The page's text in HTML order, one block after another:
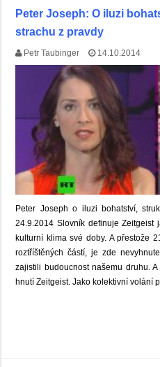
Peter Joseph: O iluzi
strachu z pravdy
Petr Taubinger 14.10.2014
Peter Joseph o iluzi bohatství,
24.9.2014 Slovník definuje
kulturní klima své doby. A přestože
roztříštěných částí, je zde
zajistili budoucnost našemu druhu.
hnutí Zeitgeist. Jako kolektivní volání